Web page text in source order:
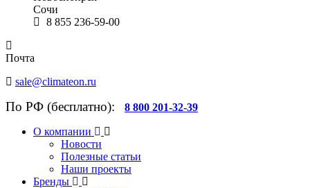
Сочи
8 855 236-59-00
Почта
sale@climateon.ru
По РФ (бесплатно): 8 800 201-32-39
О компании
Новости
Полезные статьи
Наши проекты
Бренды